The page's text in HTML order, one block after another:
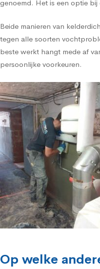
genoemd. Het is een optie bij
Beide manieren van
tegen alle soorten
beste werkt hangt mede af
persoonlijke voorkeuren.
Op welke